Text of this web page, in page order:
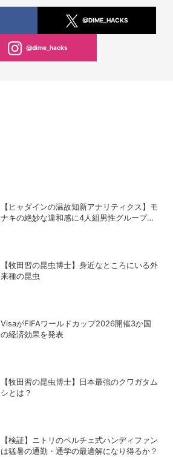
@DIME_HACKS
@dime_hacks
【ヒャダインの温故知新アナリティクス】モ
ナキの絶妙な違和感に4人組男性グループの
【牧田習の昆虫博士】身近なところにいる外
来種の昆虫
VisaがFIFAワールドカップ2026開催3か国
の経済効果を発表
【牧田習の昆虫博士】日本最強のクワガタム
シとは？
【検証】ニトリのペルチェ式ハンディファン
は猛暑の通勤・通学の最適解になり得るか？